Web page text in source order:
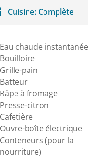
Cuisine: Complète
Eau chaude instantanée
Bouilloire
Grille-pain
Batteur
Râpe à fromage
Presse-citron
Cafetière
Ouvre-boîte électrique
Conteneurs (pour la
nourriture)